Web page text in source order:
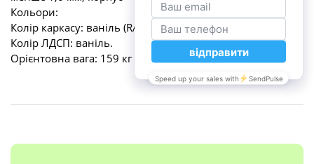
Кольори:
Колір каркасу: ваніль (RAL 1013)
Колір ЛДСП: ваніль.
Орієнтовна вага: 159 кг